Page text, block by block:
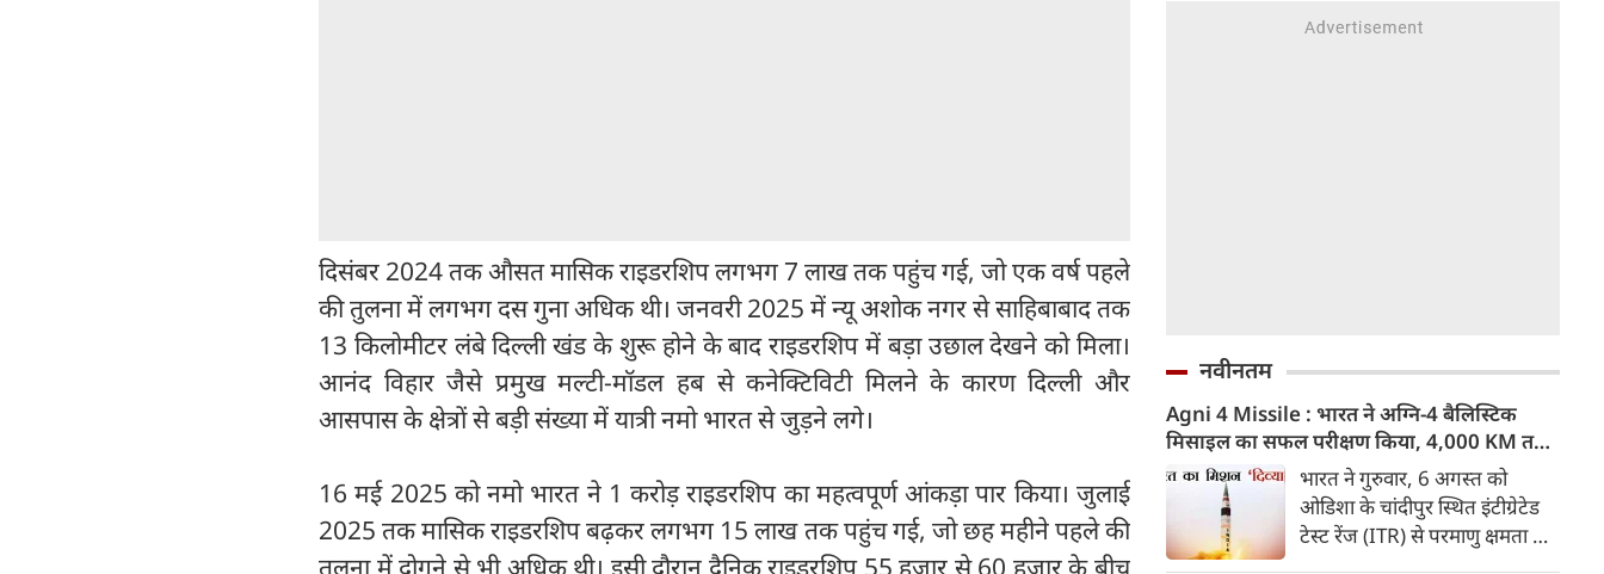
दिसंबर 2024 तक औसत मासिक राइडरशिप लगभग 7 लाख तक पहुंच गई, जो एक वर्ष पहले
की तुलना में लगभग दस गुना अधिक थी। जनवरी 2025 में न्यू अशोक नगर से साहिबाबाद तक
13 किलोमीटर लंबे दिल्ली खंड के शुरू होने के बाद राइडरशिप में बड़ा उछाल देखने को मिला।
आनंद विहार जैसे प्रमुख मल्टी-मॉडल हब से कनेक्टिविटी मिलने के कारण दिल्ली और
आसपास के क्षेत्रों से बड़ी संख्या में यात्री नमो भारत से जुड़ने लगे।
16 मई 2025 को नमो भारत ने 1 करोड़ राइडरशिप का महत्वपूर्ण आंकड़ा पार किया। जुलाई
2025 तक मासिक राइडरशिप बढ़कर लगभग 15 लाख तक पहुंच गई, जो छह महीने पहले की
तुलना में दोगुने से भी अधिक थी। इसी दौरान दैनिक राइडरशिप 55 हजार से 60 हजार के बीच
नवीनतम
Agni 4 Missile : भारत ने अग्नि-4 बैलिस्टिक
मिसाइल का सफल परीक्षण किया, 4,000 KM तक
मारक क्षमता
भारत ने गुरुवार, 6 अगस्त को
ओडिशा के चांदीपुर स्थित इंटीग्रेटेड
टेस्ट रेंज (ITR) से परमाणु क्षमता से